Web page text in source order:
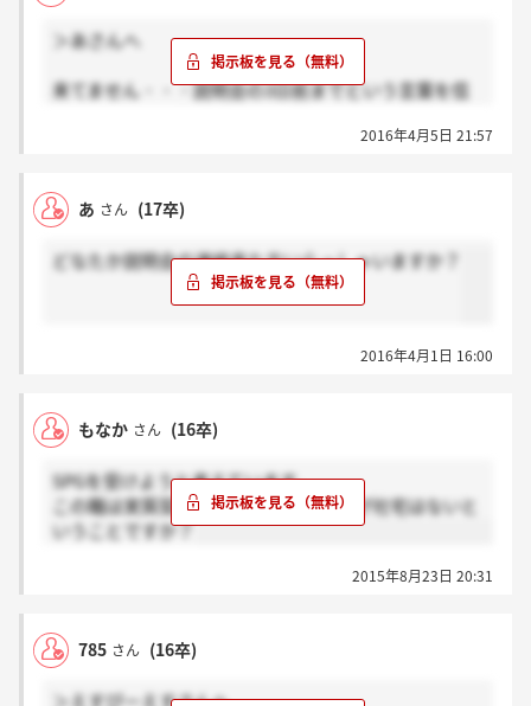
＞あさんへ
来てません・・・説明会の3日前までという言葉を信
2016年4月5日 21:57
あ さん (17卒)
どなたか説明会の連絡来た方いらっしゃいますか？
2016年4月1日 16:00
もなか さん (16卒)
SPGを受けようと考えています。
この職は実質契約社員で賞与、借り上げ社宅はないと
いうことですか？
2015年8月23日 20:31
785 さん (16卒)